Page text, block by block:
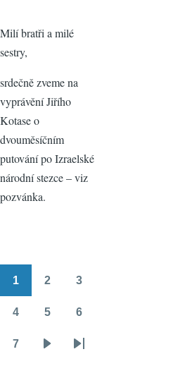
Milí bratři a milé
sestry,
srdečně zveme na
vyprávění Jiřího
Kotase o
dvouměsíčním
putování po Izraelské
národní stezce – viz
pozvánka.
Pagination
1 2 3
4 5 6
7
NásledujícíPoslední